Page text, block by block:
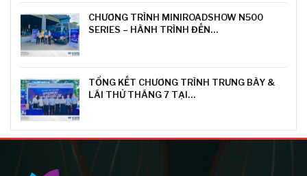
CHƯƠNG TRÌNH MINIROADSHOW N500
SERIES – HÀNH TRÌNH ĐẾN…
TỔNG KẾT CHƯƠNG TRÌNH TRƯNG BÀY &
LÁI THỬ THÁNG 7 TẠI…